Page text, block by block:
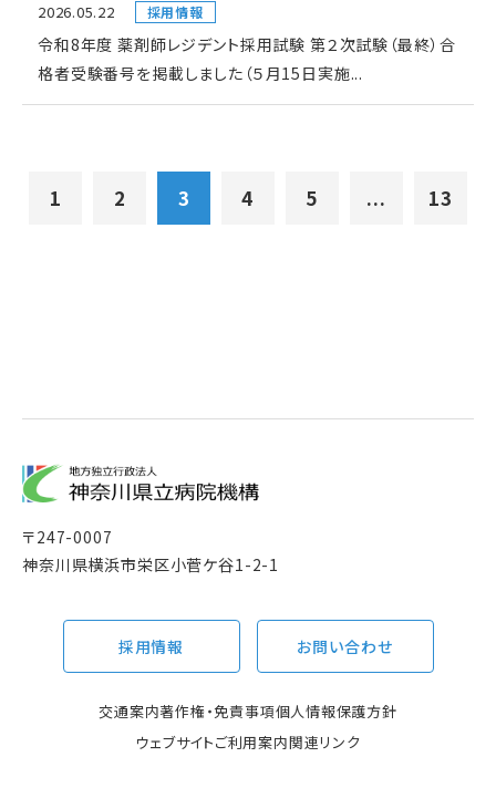
2026.05.22 採用情報
令和8年度 薬剤師レジデント採用試験 第２次試験（最終）合
格者受験番号を掲載しました（５月15日実施...
1 2 3 4 5 ... 13
〒247-0007
神奈川県横浜市栄区小菅ケ谷1-2-1
採用情報 お問い合わせ
交通案内著作権・免責事項個人情報保護方針
ウェブサイトご利用案内関連リンク